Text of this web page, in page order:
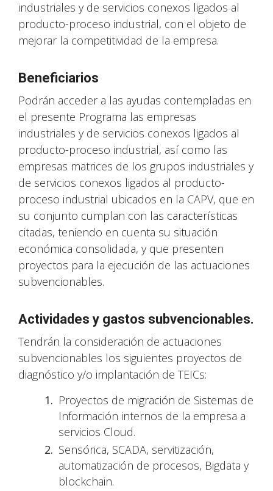
industriales y de servicios conexos ligados al
producto-proceso industrial, con el objeto de
mejorar la competitividad de la empresa.
Beneficiarios
Podrán acceder a las ayudas contempladas en
el presente Programa las empresas
industriales y de servicios conexos ligados al
producto-proceso industrial, así como las
empresas matrices de los grupos industriales y
de servicios conexos ligados al producto-
proceso industrial ubicados en la CAPV, que en
su conjunto cumplan con las características
citadas, teniendo en cuenta su situación
económica consolidada, y que presenten
proyectos para la ejecución de las actuaciones
subvencionables.
Actividades y gastos subvencionables.
Tendrán la consideración de actuaciones
subvencionables los siguientes proyectos de
diagnóstico y/o implantación de TEICs:
Proyectos de migración de Sistemas de
Información internos de la empresa a
servicios Cloud.
Sensórica, SCADA, servitización,
automatización de procesos, Bigdata y
blockchain.